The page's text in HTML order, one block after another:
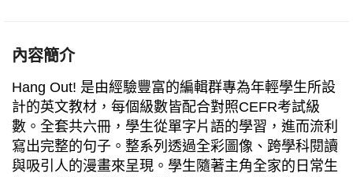
內容簡介
Hang Out! 是由經驗豐富的編輯群專為年輕學生所設
計的英文教材，每個級數皆配合對照CEFR考試級
數。全套共六冊，學生從單字片語的學習，進而流利
寫出完整的句子。整系列透過全彩圖像、跨學科閱讀
與吸引人的漫畫來呈現。學生隨著主角全家的日常生